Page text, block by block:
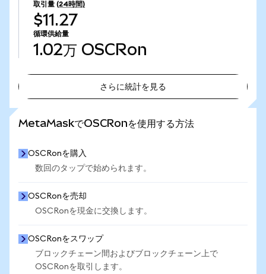
取引量 (24時間)
$11.27
循環供給量
1.02万 OSCRon
さらに統計を見る
MetaMaskでOSCRonを使用する方法
OSCRonを購入
数回のタップで始められます。
OSCRonを売却
OSCRonを現金に交換します。
OSCRonをスワップ
ブロックチェーン間およびブロックチェーン上で
OSCRonを取引します。